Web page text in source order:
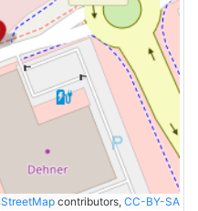
contributors, CC-BY-SA